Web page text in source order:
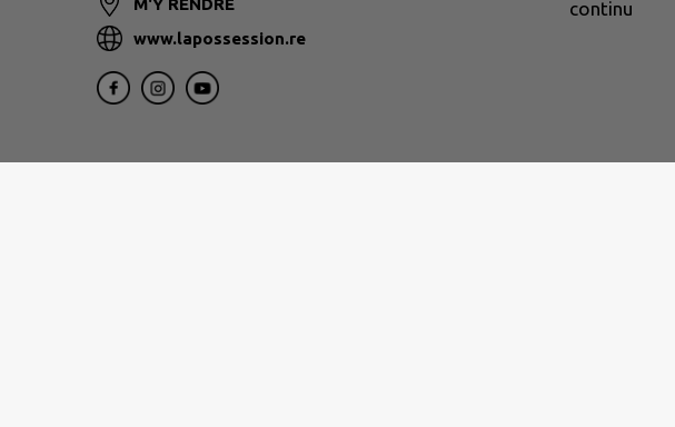
M'Y RENDRE
www.lapossession.re
continu